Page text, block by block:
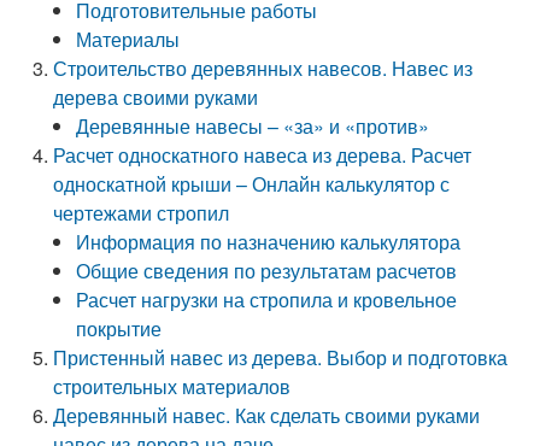
Подготовительные работы
Материалы
Строительство деревянных навесов. Навес из
дерева своими руками
Деревянные навесы – «за» и «против»
Расчет односкатного навеса из дерева. Расчет
односкатной крыши – Онлайн калькулятор с
чертежами стропил
Информация по назначению калькулятора
Общие сведения по результатам расчетов
Расчет нагрузки на стропила и кровельное
покрытие
Пристенный навес из дерева. Выбор и подготовка
строительных материалов
Деревянный навес. Как сделать своими руками